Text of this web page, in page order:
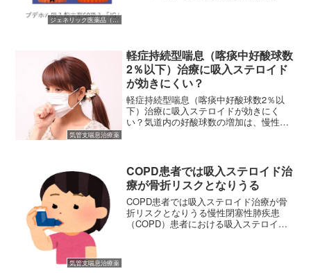
ジェネリック医薬品（後発医薬品）
気管支喘息治療薬
軽症持続型喘息（喀痰中好酸球数
2％以下）治療に吸入ステロイド
が効きにくい？
軽症持続型喘息（喀痰中好酸球数2％以
下）治療に吸入ステロイドが効きにく
い？気道内の好酸球数の増加は、慢性的
い患者さんにおいては、吸入...
気管支喘息治療薬
COPD患者では吸入ステロイド治
療が骨折リスクとなりうる
COPD患者では吸入ステロイド治療が骨
折リスクとなりうる慢性閉塞性肺疾患
（COPD）患者における吸入ステロイド